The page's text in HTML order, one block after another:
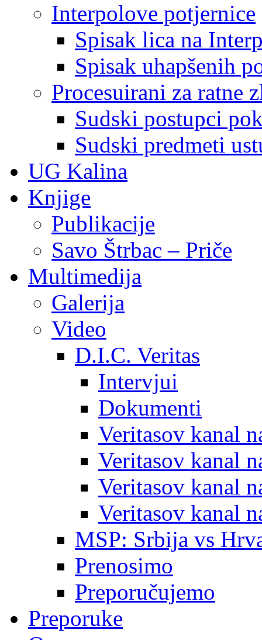
Interpolove potjernice
Spisak lica na
Spisak uhapšenih
Procesuirani za ratne
Sudski postupci
Sudski predmeti
UG Kalina
Knjige
Publikacije
Savo Štrbac – Priče
Multimedija
Galerija
Video
D.I.C. Veritas
Intervjui
Dokumenti
Veritasov kanal
Veritasov kanal
Veritasov kanal
Veritasov kanal
MSP: Srbija vs
Prenosimo
Preporučujemo
Preporuke